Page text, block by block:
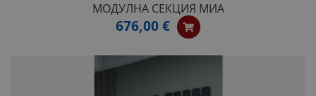
МОДУЛНА СЕКЦИЯ МИА
676,00 €